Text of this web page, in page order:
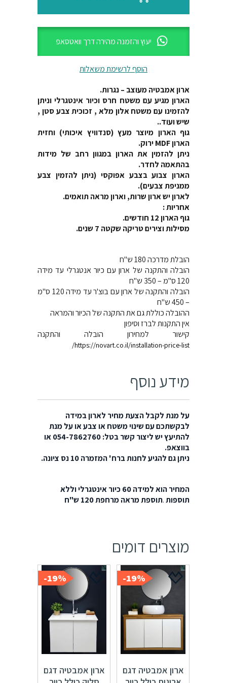
יעוץ והזמנה מהירה דרך וואטסאפ
הוסף לרשימת משאלות
ארון אמבטיה מעוצב – נגרות.
הארון מגיע עם משטח חרס וכיור אינטגרלי וניתן
להזמינו עם משטח אלון מלא , זכוכית צבע סטן ,
שיש ועוד..
גוף הארון מיוצר מעץ (סנדוויץ איכותי) וחזית
הארון MDF ירוק.
ניתן להזמין את הארון במגוון רחב של מידות
בהתאמה לחדר.
הארון צבוע בצבע אפוקסי (ניתן להזמין צבע
ממניפת צבעים).
לארון יש ארון שרות, וארון מראה תואמים.
אחריות :
גוף הארון 12 חודשים.
מסילות וצירים טריקה שקטה 7 שנים.
הובלת מדרכה 180 ש"ח
הובלה והתקנה של ארון עם כיור אנטגרלי עד מידה
120 ס"מ – 350 ש"ח
הובלה והתקנה של ארון עם בוצ'ר עד מידה 120 ס"מ
– 450 ש"ח
ההובלה כוללת גם את התקנה של הכיור והמראה
אין התקנות לברז וסיפון
קישור למחירון הובלה והתקנה
https://novart.co.il/installation-price-list/
מידע נוסף
על מנת לקבל הצעת מחיר לארון במידה
לבקשתכם עם שינוי משטח או צבע או על מנת
להתיעץ יש ליצור קשר בטל: 054-7862760 או
בווצאפ.
ניתן גם להגיע לחנות ברח' המזמרה 10 נס ציונה.
המחיר הוא למידה 60 כיור אינטגרלי וללא
תוספות.תוספת מראה מרחפת 120 ש"ח
מוצרים דומים
19%-
ארון אמבטיה דגם
19%-
ארון אמבטיה דגם